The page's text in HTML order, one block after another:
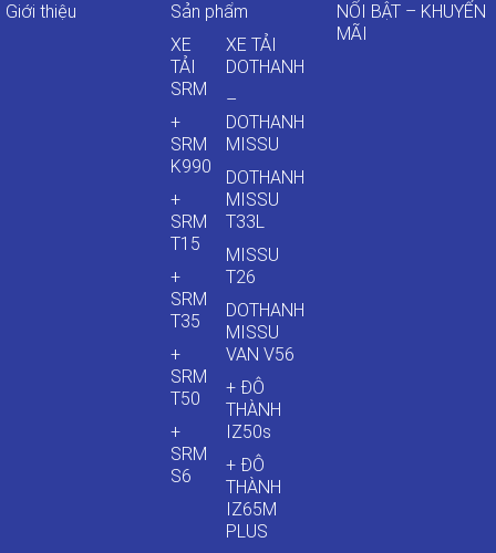
Giới thiệu
Sản phẩm
XE
TẢI
SRM
+
SRM
K990
+
SRM
T15
+
SRM
T35
+
SRM
T50
+
SRM
S6
XE TẢI
DOTHANH
–
DOTHANH
MISSU
DOTHANH
MISSU
T33L
MISSU
T26
DOTHANH
MISSU
VAN V56
+ ĐÔ
THÀNH
IZ50s
+ ĐÔ
THÀNH
IZ65M
PLUS
NỔI BẬT – KHUYẾN
MÃI